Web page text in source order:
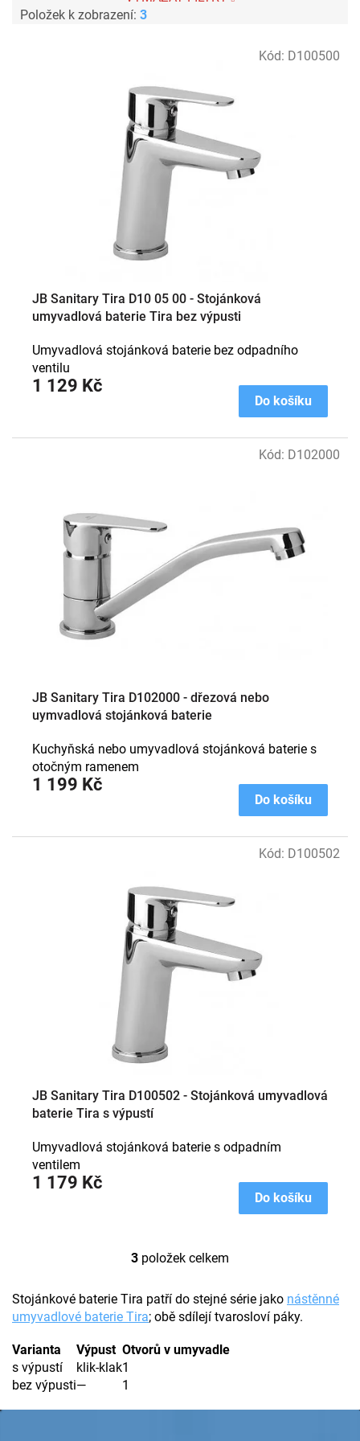
Položek k zobrazení: 3
JB Sanitary Tira D10 05 00 - Stojánková
umyvadlová baterie Tira bez výpusti
1 129 Kč
Do košíku
Umyvadlová stojánková baterie bez odpadního
ventilu
Kód: D100500
JB Sanitary Tira D102000 - dřezová nebo
uymvadlová stojánková baterie
1 199 Kč
Do košíku
Kuchyňská nebo umyvadlová stojánková baterie s
otočným ramenem
Kód: D102000
JB Sanitary Tira D100502 - Stojánková umyvadlová
baterie Tira s výpustí
1 179 Kč
Do košíku
Umyvadlová stojánková baterie s odpadním
ventilem
Kód: D100502
O
l
á
d
c
3 položek celkem
Stojánkové baterie Tira patří do stejné série jako nástěnné
umyvadlové baterie Tira; obě sdílejí tvarosloví páky.
Varianta Výpust Otvorů v umyvadle
s výpustí
klik-klak1
bez výpusti— 1
Z